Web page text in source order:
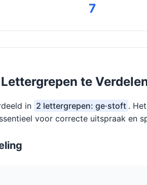
7
te
in 2 lettergrepen: ge·stoft .
voor correcte uitspraak en